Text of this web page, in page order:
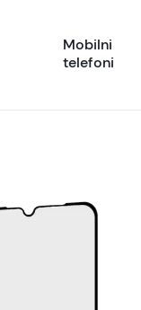
Mobilni
telefoni